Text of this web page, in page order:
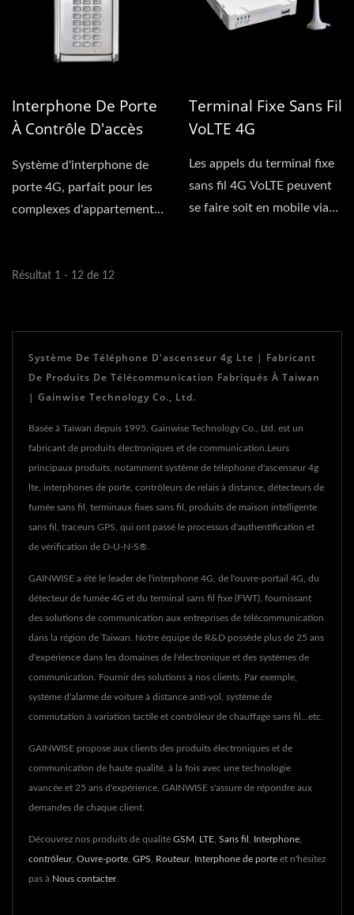
Interphone De Porte
À Contrôle D'accès
Système d'interphone de
porte 4G, parfait pour les
complexes d'appartements
Terminal Fixe Sans Fil
VoLTE 4G
Les appels du terminal fixe
sans fil 4G VoLTE peuvent
se faire soit en mobile via
Résultat 1 - 12 de 12
Système De Téléphone D'ascenseur 4g Lte | Fabricant
De Produits De Télécommunication Fabriqués À Taiwan
| Gainwise Technology Co., Ltd.
Basée à Taïwan depuis 1995, Gainwise Technology Co., Ltd. est un
fabricant de produits électroniques et de communication.Leurs
principaux produits, notamment système de téléphone d'ascenseur 4g
lte, interphones de porte, contrôleurs de relais à distance, détecteurs de
fumée sans fil, terminaux fixes sans fil, produits de maison intelligente
sans fil, traceurs GPS, qui ont passé le processus d'authentification et
de vérification de D-U-N-S®.
GAINWISE a été le leader de l'interphone 4G, de l'ouvre-portail 4G, du
détecteur de fumée 4G et du terminal sans fil fixe (FWT), fournissant
des solutions de communication aux entreprises de télécommunication
dans la région de Taiwan. Notre équipe de R&D possède plus de 25 ans
d'expérience dans les domaines de l'électronique et des systèmes de
communication. Fournir des solutions à nos clients. Par exemple,
système d'alarme de voiture à distance anti-vol, système de
commutation à variation tactile et contrôleur de chauffage sans fil...etc.
GAINWISE propose aux clients des produits électroniques et de
communication de haute qualité, à la fois avec une technologie
avancée et 25 ans d'expérience. GAINWISE s'assure de répondre aux
demandes de chaque client.
Découvrez nos produits de qualité GSM LTE Sans fil Interphone
contrôleur, Ouvre-porte GPS Routeur, Interphone de porte et n'hésitez
pas à Nous contacter.